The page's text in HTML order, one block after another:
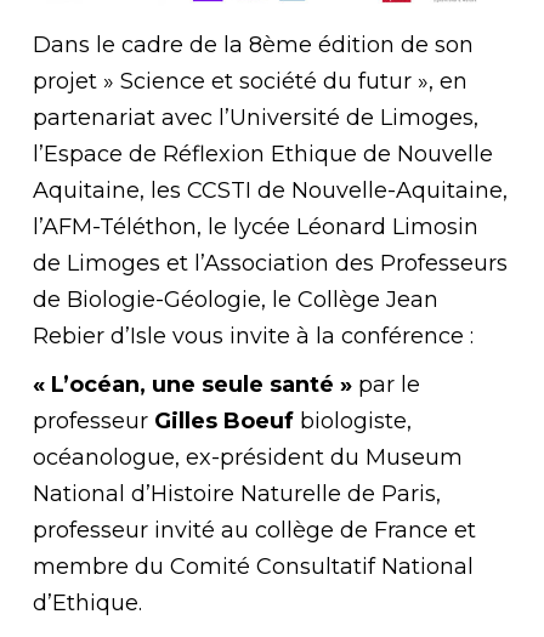
Dans le cadre de la 8ème édition de son
projet » Science et société du futur », en
partenariat avec l’Université de Limoges,
l’Espace de Réflexion Ethique de Nouvelle
Aquitaine, les CCSTI de Nouvelle-Aquitaine,
l’AFM-Téléthon, le lycée Léonard Limosin
de Limoges et l’Association des Professeurs
de Biologie-Géologie, le Collège Jean
Rebier d’Isle vous invite à la conférence :
« L’océan, une seule santé » par le
professeurGilles Boeuf biologiste,
océanologue, ex-président du Museum
National d’Histoire Naturelle de Paris,
professeur invité au collège de France et
membre du Comité Consultatif National
d’Ethique.